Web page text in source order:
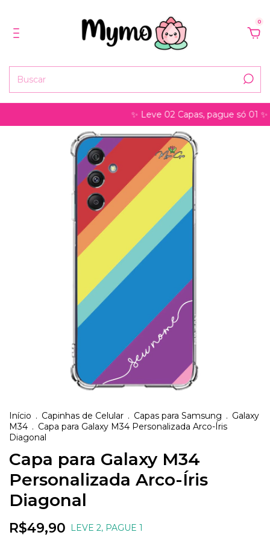
0
✨ Leve 02 Capas, pague só 01 ✨
Início . Capinhas de Celular . Capas para Samsung . Galaxy
M34 . Capa para Galaxy M34 Personalizada Arco-Íris
Diagonal
Capa para Galaxy M34
Personalizada Arco-Íris
Diagonal
R$49,90 LEVE 2, PAGUE 1